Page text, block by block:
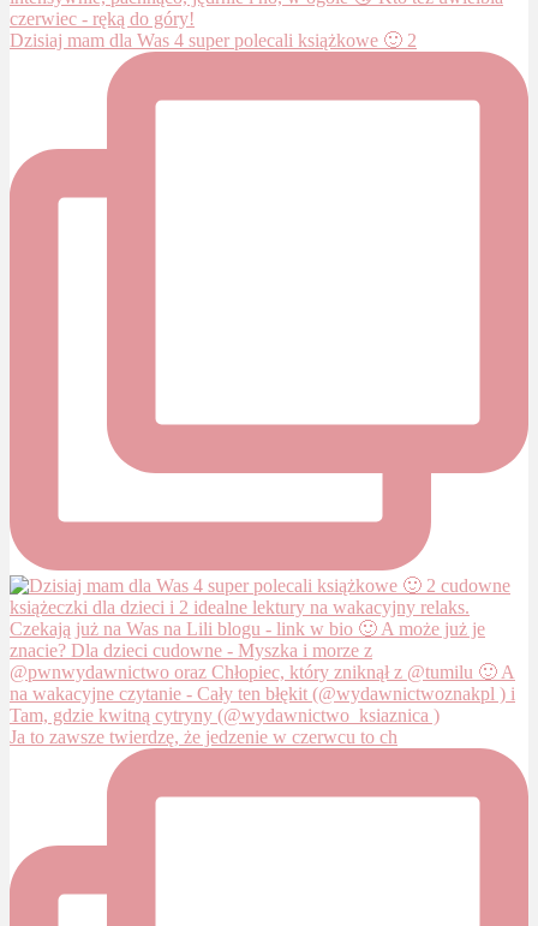
Dzisiaj mam dla Was 4 super polecali książkowe 🙂 2
Ja to zawsze twierdzę, że jedzenie w czerwcu to ch